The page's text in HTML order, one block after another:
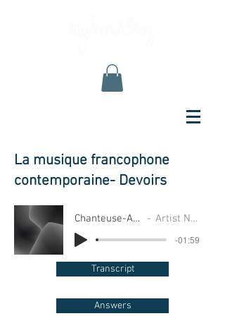
La musique francophone
contemporaine- Devoirs
Chanteuse-AUDIO Artist Name
-01:59
Transcript
Answers